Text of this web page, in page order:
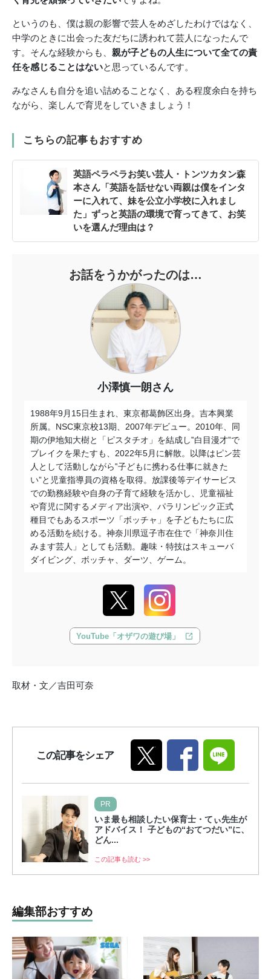
というのも、僕は親の影響で芸人をめざしたわけではなく、
中学のときに出会った友だちに誘われて芸人になったんで
す。そんな経験からも、 親が子どもの人生について全ての責
任を感じることはないと思っているんです。
みなさんも自分を追い詰めることなく、ある程度余白を持ち
ながら、楽しんで育児をしていきましょう！
こちらの記事もおすすめ
英語ペラペラお笑い芸人・トンツカタン森
本さん「英語を話せない両親は僕をインタ
ーに入れて、妹を公立小学校に入れまし
た」ずっと英語の環境で育ってきて、お笑
いを選んだ理由は？
お話をうかがったのは…
小澤慎一朗さん
1988年9月15日生まれ、東京都葛飾区出身。吉本興業
所属。NSC東京校13期、2007年デビュー。2010年、同
期の伊地知⼤樹と「ピスタチオ」を結成し‟⽩⽬漫才”で
ブレイクを果たすも、2022年5月に解散。以降はピン芸
人として活動しながら‟⼦どもに携わる仕事に就きた
い”と児童指導員の資格を取得。放課後等デイサービス
での勤務経験や自身の⼦育て経験を活かし、児童福祉
や育児に関するメディア出演や、パラリンピック正式
種⽬でもあるスポーツ「ボッチャ」を⼦どもたちに広
める活動を続ける。神奈川県逗子市在住で「神奈川住
みます芸人」としても活動。趣味・特技はスキューバ
ダイビング、ボッチャ、ダーツ、ゲーム。
YouTube「オザワの遊び場」
取材・文／吉田可奈
この記事をシェア
PR
いま最も相談したい保育士・てぃ先生が
アドバイス！ 子どもの“おてつだい”に、
どん...
この記事も読む >>
編集部おすすめ